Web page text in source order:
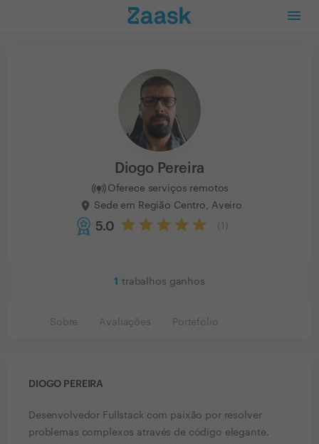
Diogo Pereira
Oferece serviços remotos
Sede em Região Centro, Aveiro
5.0 1
1 trabalhos ganhos
Sobre Avaliações Portefólio
DIOGO PEREIRA
Desenvolvedor Fullstack com paixão por resolver
problemas complexos através de código elegante.